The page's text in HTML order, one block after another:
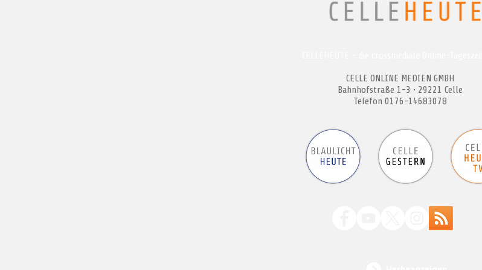
CELLE ONLINE MEDIEN GMBH
Bahnhofstraße 1-3 • 29221 Celle
Telefon 0176-14683078